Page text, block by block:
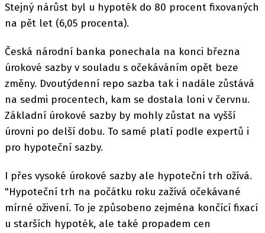
Stejný nárůst byl u hypoték do 80 procent fixovaných
na pět let (6,05 procenta).
Česká národní banka ponechala na konci března
úrokové sazby v souladu s očekáváním opět beze
změny. Dvoutýdenní repo sazba tak i nadále zůstává
na sedmi procentech, kam se dostala loni v červnu.
Základní úrokové sazby by mohly zůstat na vyšší
úrovni po delší dobu. To samé platí podle expertů i
pro hypoteční sazby.
I přes vysoké úrokové sazby ale hypoteční trh ožívá.
"Hypoteční trh na počátku roku zažívá očekávané
mírné oživení. To je způsobeno zejména končící fixací
u starších hypoték, ale také propadem cen